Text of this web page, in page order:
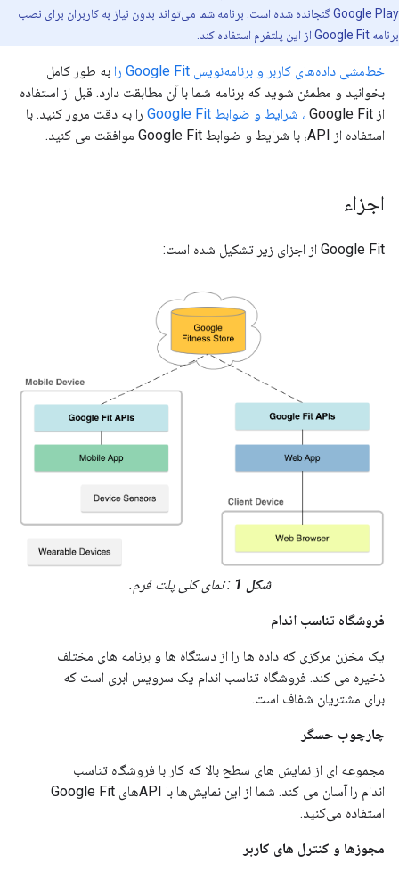
Google Play گنجانده شده است. برنامه شما می‌تواند بدون نیاز به کاربران برای نصب
برنامه Google Fit از این پلتفرم استفاده کند.
خط‌مشی داده‌های کاربر و برنامه‌نویس Google Fit را
به طور کامل
بخوانید و مطمئن شوید که برنامه شما با آن مطابقت دارد. قبل از استفاده
از Google Fit
، شرایط و ضوابط Google Fit
را به دقت مرور کنید. با
استفاده از API، با شرایط و ضوابط Google Fit موافقت می کنید.
اجزاء
Google Fit از اجزای زیر تشکیل شده است:
شکل 1 : نمای کلی پلت فرم.
فروشگاه تناسب اندام
یک مخزن مرکزی که داده ها را از دستگاه ها و برنامه های مختلف
ذخیره می کند. فروشگاه تناسب اندام یک سرویس ابری است که
برای مشتریان شفاف است.
چارچوب حسگر
مجموعه ای از نمایش های سطح بالا که کار با فروشگاه تناسب
اندام را آسان می کند. شما از این نمایش‌ها با APIهای Google Fit
استفاده می‌کنید.
مجوزها و کنترل های کاربر